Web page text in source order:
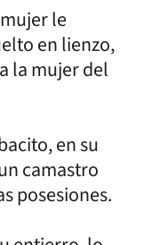
le
en lienzo,
la mujer del
en su
camastro
posesiones.